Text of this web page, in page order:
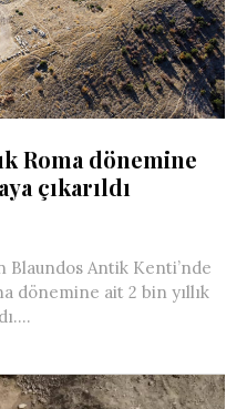
Roma dönemine
çıkarıldı
Antik Kenti’nde
dönemine ait 2 bin yıllık